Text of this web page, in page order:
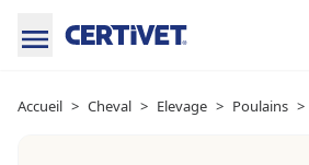
Accueil > Cheval > Elevage > Poulains >